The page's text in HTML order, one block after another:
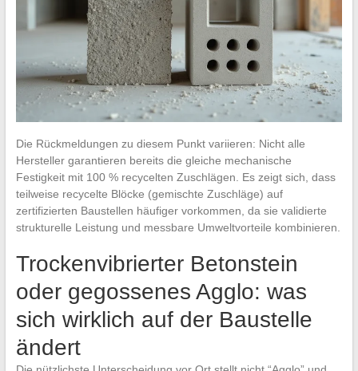
Die Rückmeldungen zu diesem Punkt variieren: Nicht alle
Hersteller garantieren bereits die gleiche mechanische
Festigkeit mit 100 % recycelten Zuschlägen. Es zeigt sich, dass
teilweise recycelte Blöcke (gemischte Zuschläge) auf
zertifizierten Baustellen häufiger vorkommen, da sie validierte
strukturelle Leistung und messbare Umweltvorteile kombinieren.
Trockenvibrierter Betonstein
oder gegossenes Agglo: was
sich wirklich auf der Baustelle
ändert